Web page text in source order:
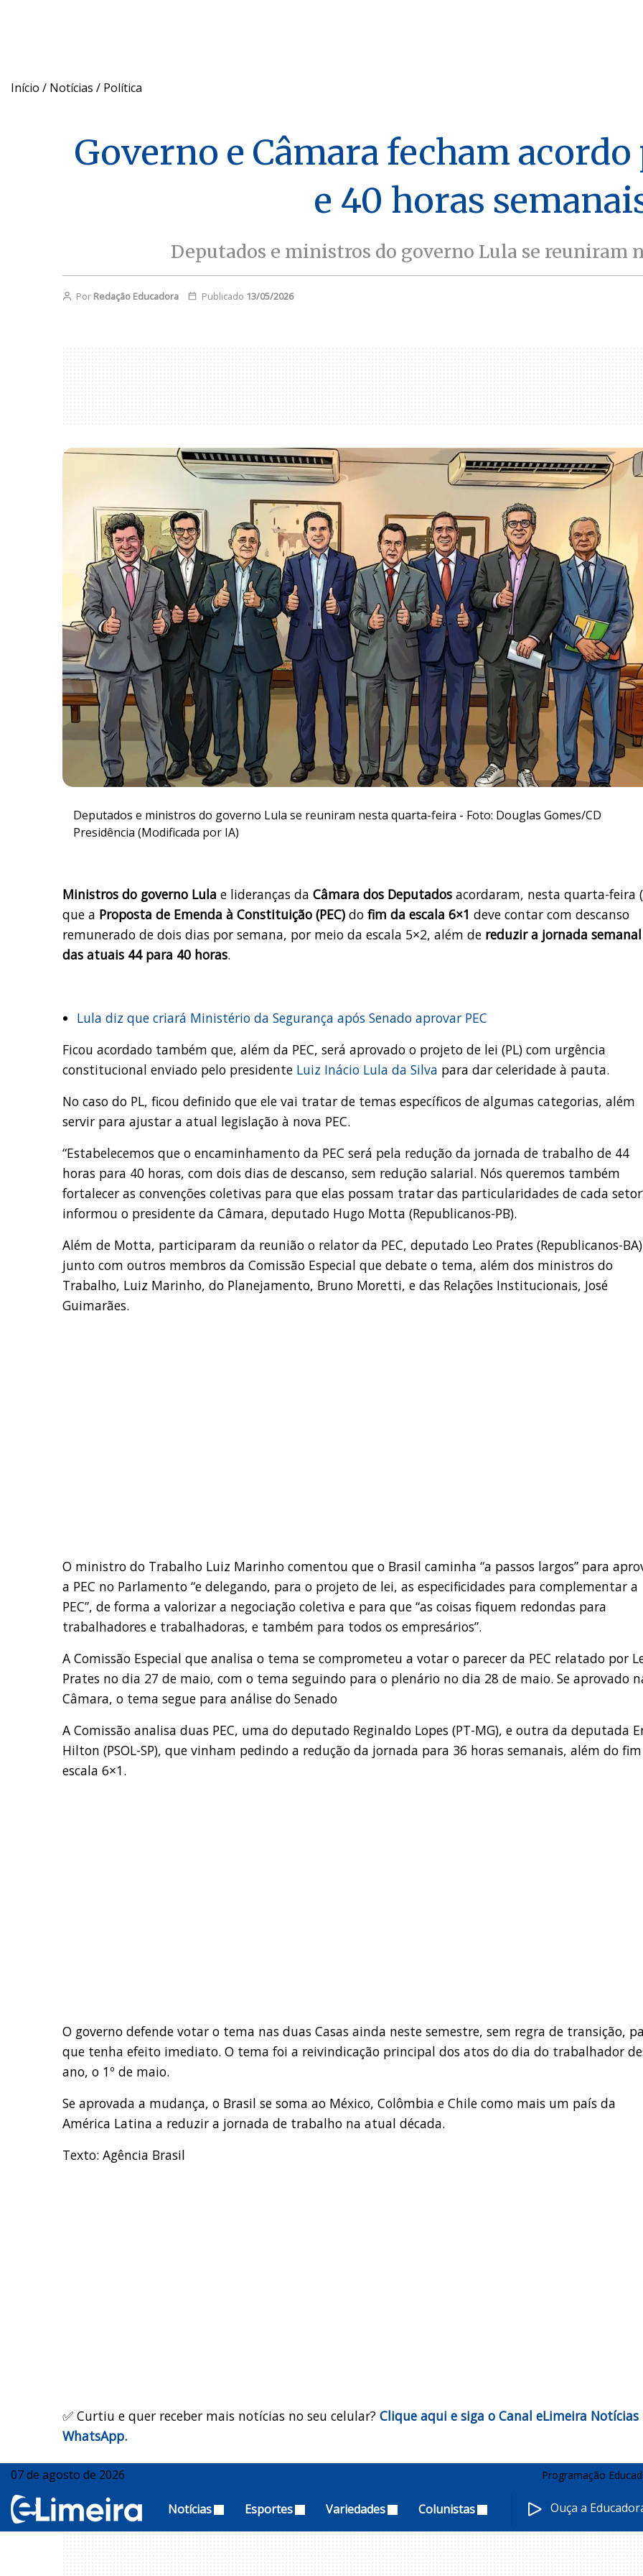
07 de agosto de 2026 Programação
Notícias Esportes Variedades Colunistas Ouça a
Início / Notícias / Política
Governo e Câmara fecham
e 40 horas
Deputados e ministros do governo Lula se reuniram
Por Redação Educadora Publicado 13/05/2026
Deputados e ministros do governo Lula se reuniram nesta quarta-feira - Foto: Douglas Gomes/CD
Presidência (Modificada por IA)
Ministros do governo Lula e lideranças da Câmara dos Deputados acordaram, nesta quarta-feira
que a Proposta de Emenda à Constituição (PEC) do fim da escala 6×1 deve contar com descanso
remunerado de dois dias por semana, por meio da escala 5×2, além de reduzir a jornada semanal
das atuais 44 para 40 horas.
Lula diz que criará Ministério da Segurança após Senado aprovar PEC
Ficou acordado também que, além da PEC, será aprovado o projeto de lei (PL) com urgência
constitucional enviado pelo presidente Luiz Inácio Lula da Silva para dar celeridade à pauta.
No caso do PL, ficou definido que ele vai tratar de temas específicos de algumas categorias, além
servir para ajustar a atual legislação à nova PEC.
“Estabelecemos que o encaminhamento da PEC será pela redução da jornada de trabalho de 44
horas para 40 horas, com dois dias de descanso, sem redução salarial. Nós queremos também
fortalecer as convenções coletivas para que elas possam tratar das particularidades de cada
informou o presidente da Câmara, deputado Hugo Motta (Republicanos-PB).
Além de Motta, participaram da reunião o relator da PEC, deputado Leo Prates (Republicanos-
junto com outros membros da Comissão Especial que debate o tema, além dos ministros do
Trabalho, Luiz Marinho, do Planejamento, Bruno Moretti, e das Relações Institucionais, José
Guimarães.
O ministro do Trabalho Luiz Marinho comentou que o Brasil caminha “a passos largos” para
a PEC no Parlamento “e delegando, para o projeto de lei, as especificidades para complementar a
PEC”, de forma a valorizar a negociação coletiva e para que “as coisas fiquem redondas para
trabalhadores e trabalhadoras, e também para todos os empresários”.
A Comissão Especial que analisa o tema se comprometeu a votar o parecer da PEC relatado por
Prates no dia 27 de maio, com o tema seguindo para o plenário no dia 28 de maio. Se aprovado
Câmara, o tema segue para análise do Senado
A Comissão analisa duas PEC, uma do deputado Reginaldo Lopes (PT-MG), e outra da deputada
Hilton (PSOL-SP), que vinham pedindo a redução da jornada para 36 horas semanais, além do
escala 6×1.
O governo defende votar o tema nas duas Casas ainda neste semestre, sem regra de transição,
que tenha efeito imediato. O tema foi a reivindicação principal dos atos do dia do trabalhador
ano, o 1º de maio.
Se aprovada a mudança, o Brasil se soma ao México, Colômbia e Chile como mais um país da
América Latina a reduzir a jornada de trabalho na atual década.
Texto: Agência Brasil
✅ Curtiu e quer receber mais notícias no seu celular? Clique aqui e siga o Canal eLimeira Notícias
WhatsApp.